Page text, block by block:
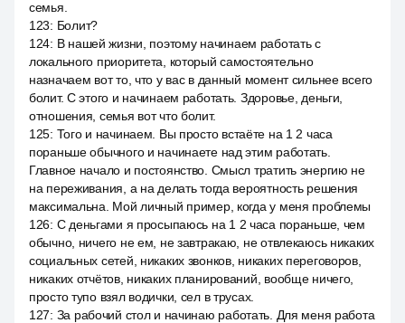
семья.
123: Болит?
124: В нашей жизни, поэтому начинаем работать с
локального приоритета, который самостоятельно
назначаем вот то, что у вас в данный момент сильнее всего
болит. С этого и начинаем работать. Здоровье, деньги,
отношения, семья вот что болит.
125: Того и начинаем. Вы просто встаёте на 1 2 часа
пораньше обычного и начинаете над этим работать.
Главное начало и постоянство. Смысл тратить энергию не
на переживания, а на делать тогда вероятность решения
максимальна. Мой личный пример, когда у меня проблемы
126: С деньгами я просыпаюсь на 1 2 часа пораньше, чем
обычно, ничего не ем, не завтракаю, не отвлекаюсь никаких
социальных сетей, никаких звонков, никаких переговоров,
никаких отчётов, никаких планирований, вообще ничего,
просто тупо взял водички, сел в трусах.
127: За рабочий стол и начинаю работать. Для меня работа